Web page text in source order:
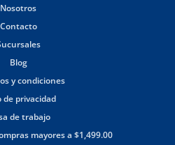
Nosotros
Contacto
Blog
y condiciones
de privacidad
de trabajo
mayores a $1,499.00